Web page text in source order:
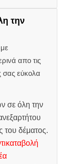
την
απο τις
σας εύκολα
σε όλη την
του δέματος.